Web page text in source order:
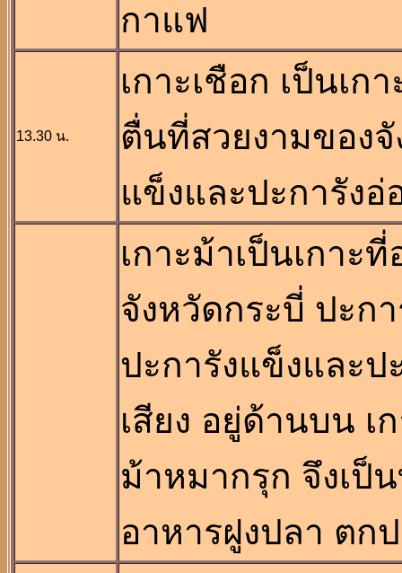
กาแฟ
13.30 น.
เกาะเชือก เป็นเ
ตื่นที่สวยงามของ
แข็งและปะการัง
เกาะม้าเป็นเกาะ
จังหวัดกระบี่ ปะก
ปะการังแข็งและป
เสียง อยู่ด้านบน เ
ม้าหมากรุก จึงเป็
อาหารฝูงปลา ตก